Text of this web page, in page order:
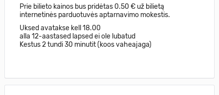
Prie bilieto kainos bus pridėtas 0.50 € už bilietą
internetinės parduotuvės aptarnavimo mokestis.
Uksed avatakse kell 18.00
alla 12-aastased lapsed ei ole lubatud
Kestus 2 tundi 30 minutit (koos vaheajaga)